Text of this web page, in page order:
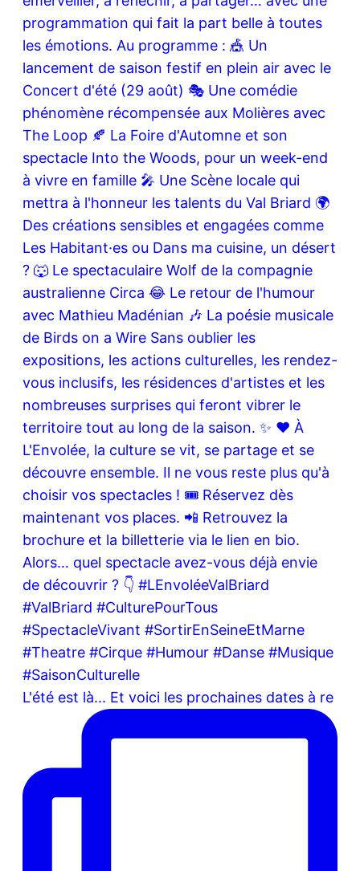
L'été est là... Et voici les prochaines dates à re